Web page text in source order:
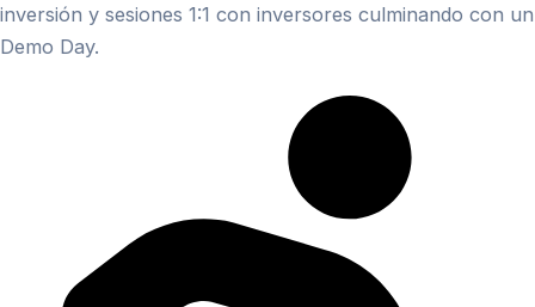
inversión y sesiones 1:1 con inversores culminando con un
Demo Day.